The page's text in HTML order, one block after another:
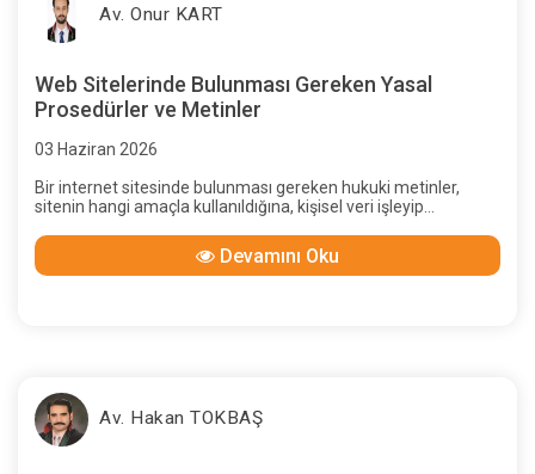
Av. Onur KART
Web Sitelerinde Bulunması Gereken Yasal
Prosedürler ve Metinler
03 Haziran 2026
Bir internet sitesinde bulunması gereken hukuki metinler,
sitenin hangi amaçla kullanıldığına, kişisel veri işleyip
yürütüp yürütmediğine, üyelik sistemi olup olmadığına,
tüketiciyle mesafeli sözleşme kurup kurmadığına, ticari
Devamını Oku
Av. Hakan TOKBAŞ